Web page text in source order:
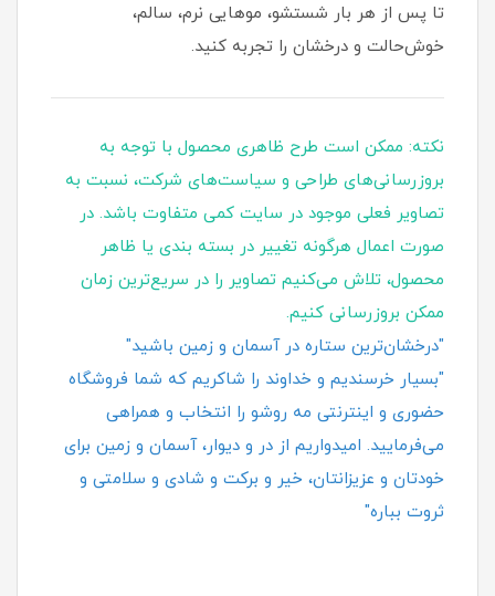
تا پس از هر بار شستشو، موهایی نرم، سالم،
خوش‌حالت و درخشان را تجربه کنید.
نکته: ممکن است طرح ظاهری محصول با توجه به
بروزرسانی‌های طراحی و سیاست‌های شرکت، نسبت به
تصاویر فعلی موجود در سایت کمی متفاوت باشد. در
صورت اعمال هرگونه تغییر در بسته‌ بندی یا ظاهر
محصول، تلاش می‌کنیم تصاویر را در سریع‌ترین زمان
ممکن بروزرسانی کنیم.
"درخشان‌ترین ستاره در آسمان و زمین باشید"
"بسیار خرسندیم و خداوند را شاکریم که شما فروشگاه
حضوری و اینترنتی مه روشو را انتخاب و همراهی
می‌فرمایید. امیدواریم از در و دیوار، آسمان و زمین برای
خودتان و عزیزانتان، خیر و برکت و شادی و سلامتی و
ثروت بباره"